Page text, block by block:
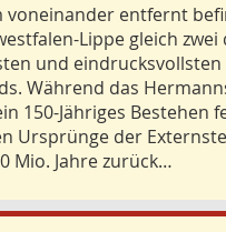
voneinander entfernt
Lippe gleich zwei
und
Während das
150-Jähriges Bestehen
Ursprünge der
Mio. Jahre zurück…